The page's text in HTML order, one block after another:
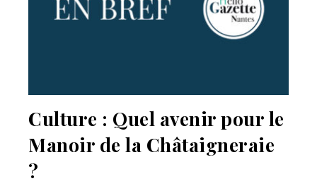
Culture : Quel avenir pour le
Manoir de la Châtaigneraie
?